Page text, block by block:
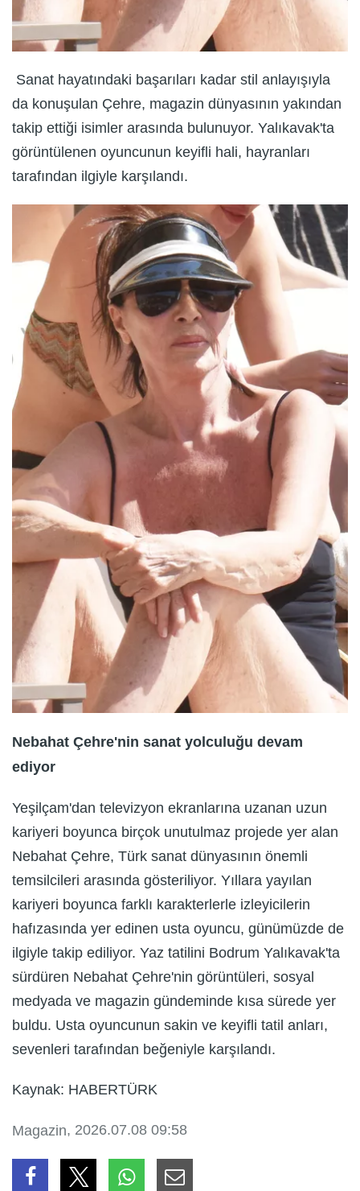
Sanat hayatındaki başarıları kadar stil anlayışıyla
da konuşulan Çehre, magazin dünyasının yakından
takip ettiği isimler arasında bulunuyor. Yalıkavak'ta
görüntülenen oyuncunun keyifli hali, hayranları
tarafından ilgiyle karşılandı.
Nebahat Çehre'nin sanat yolculuğu devam
ediyor
Yeşilçam'dan televizyon ekranlarına uzanan uzun
kariyeri boyunca birçok unutulmaz projede yer alan
Nebahat Çehre, Türk sanat dünyasının önemli
temsilcileri arasında gösteriliyor. Yıllara yayılan
kariyeri boyunca farklı karakterlerle izleyicilerin
hafızasında yer edinen usta oyuncu, günümüzde de
ilgiyle takip ediliyor. Yaz tatilini Bodrum Yalıkavak'ta
sürdüren Nebahat Çehre'nin görüntüleri, sosyal
medyada ve magazin gündeminde kısa sürede yer
buldu. Usta oyuncunun sakin ve keyifli tatil anları,
sevenleri tarafından beğeniyle karşılandı.
Kaynak: HABERTÜRK
Magazin, 2026.07.08 09:58